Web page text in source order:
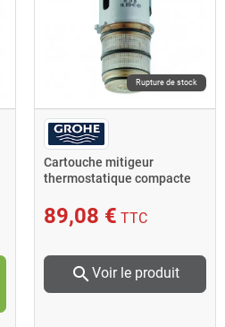
Rupture de stock
Cartouche mitigeur
thermostatique compacte
89,08 € TTC
search Voir le produit